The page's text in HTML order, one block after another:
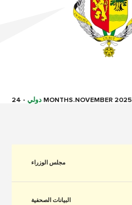
دولي - 24 MONTHS.NOVEMBER 2025
مجلس الوزراء
البيانات الصحفية